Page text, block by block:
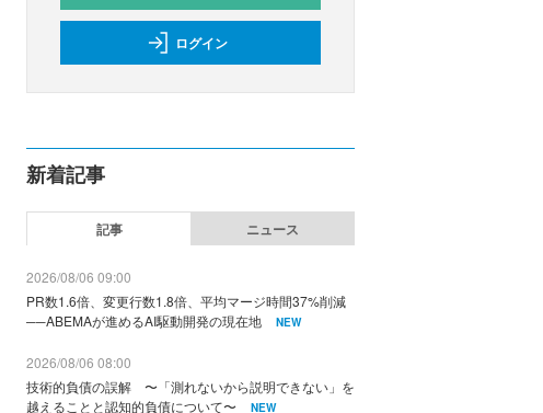
ログイン
新着記事
記事 ニュース
2026/08/06 09:00
PR数1.6倍、変更行数1.8倍、平均マージ時間37%削減
──ABEMAが進めるAI駆動開発の現在地
NEW
2026/08/06 08:00
技術的負債の誤解 〜「測れないから説明できない」を
越えることと認知的負債について〜
NEW